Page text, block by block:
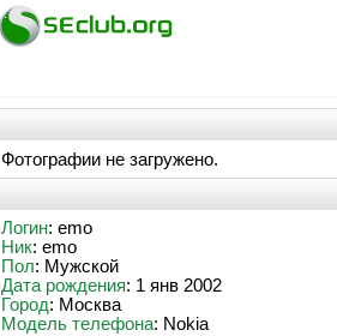
Фотографии не загружено.
Логин: emo
Ник: emo
Пол: Мужской
Дата рождения: 1 янв 2002
Город: Москва
Модель телефона: Nokia